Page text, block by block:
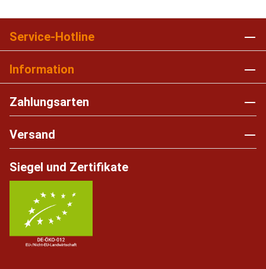
Service-Hotline
Information
Zahlungsarten
Versand
Siegel und Zertifikate